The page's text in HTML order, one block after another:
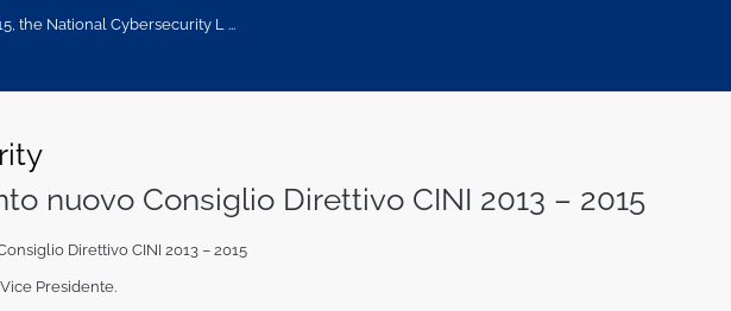
the National Cybersecurity L ...
nuovo Consiglio Direttivo CINI 2013 – 2015
Direttivo CINI 2013 – 2015
Presidente.